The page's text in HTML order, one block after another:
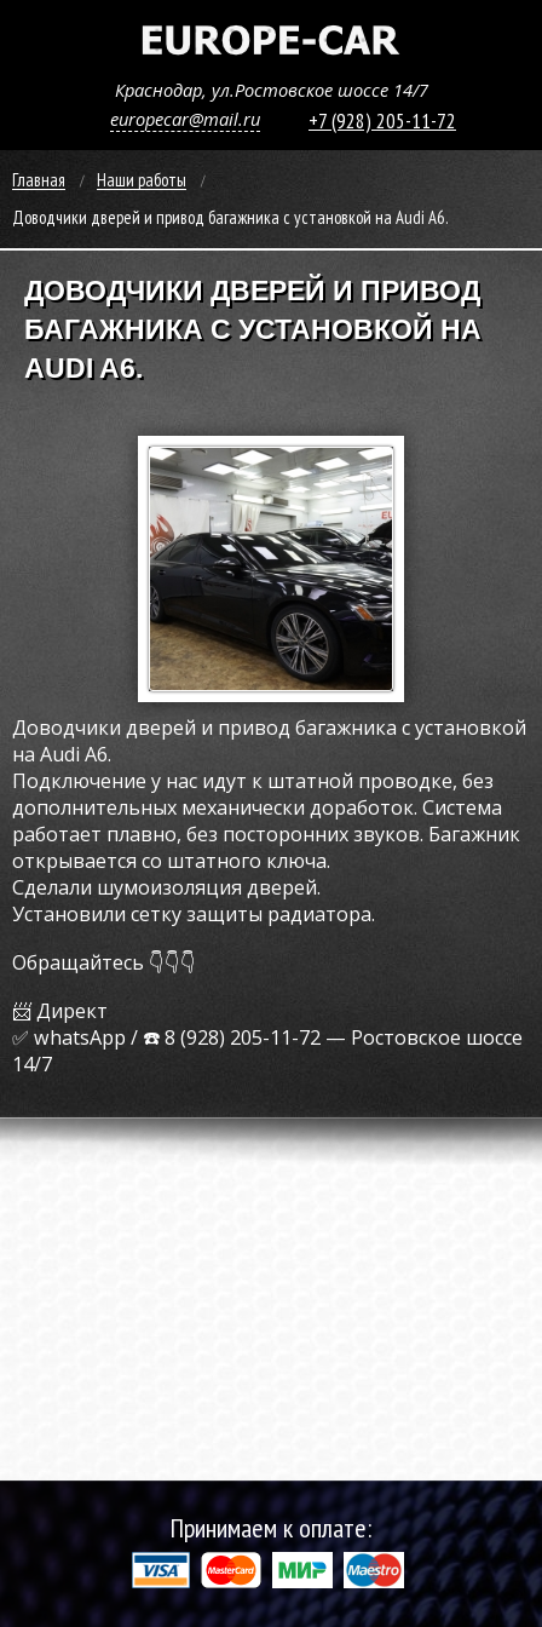
Краснодар, ул.Ростовское шоссе 14/7
europecar@mail.ru
+7 (928) 205-11-72
Главная
Наши работы
Доводчики дверей и привод багажника с установкой на Audi A6.
ДОВОДЧИКИ ДВЕРЕЙ И ПРИВОД
БАГАЖНИКА С УСТАНОВКОЙ НА
AUDI A6.
Доводчики дверей и привод багажника с установкой
на Audi A6.
Подключение у нас идут к штатной проводке, без
дополнительных механически доработок. Система
работает плавно, без посторонних звуков. Багажник
открывается со штатного ключа.
Сделали шумоизоляция дверей.
Установили сетку защиты радиатора.
Обращайтесь 👇👇👇
📨 Директ
✅ whatsApp / ☎️ 8 (928) 205-11-72 — Ростовское шоссе
14/7
Принимаем к оплате: